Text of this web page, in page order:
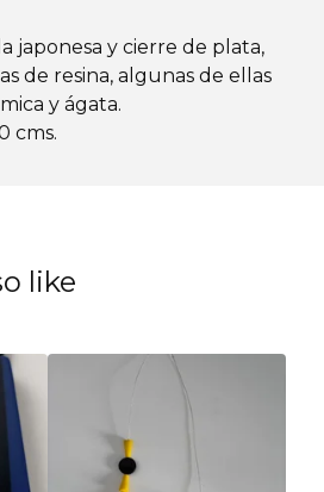
japonesa y cierre de plata,
de resina, algunas de ellas
y ágata.
cms.
like